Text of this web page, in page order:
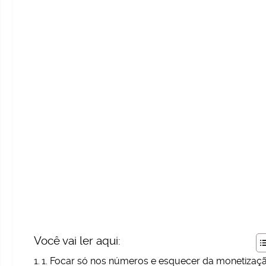
Você vai ler aqui:
1. Focar só nos números e esquecer da